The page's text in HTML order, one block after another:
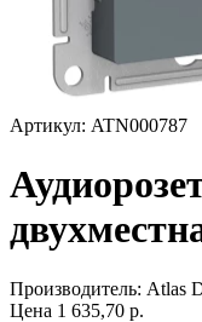
Артикул: ATN000787
Производитель: Atlas
Цена 1 635,70 р.